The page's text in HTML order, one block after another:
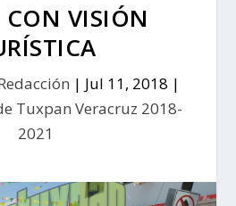
CON VISIÓN
| Jul 11, 2018 |
Tuxpan Veracruz 2018-
2021